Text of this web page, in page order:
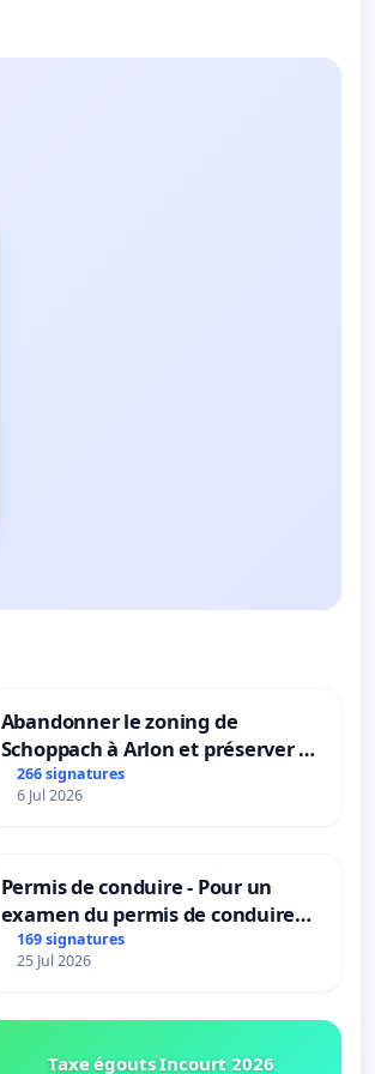
Abandonner le zoning de
Schoppach à Arlon et préserver le
site naturel
266 signatures
6 Jul 2026
Permis de conduire - Pour un
examen du permis de conduire
accessible dans plusieurs langues
à Bruxelles
169 signatures
25 Jul 2026
Taxe égouts Incourt 2026